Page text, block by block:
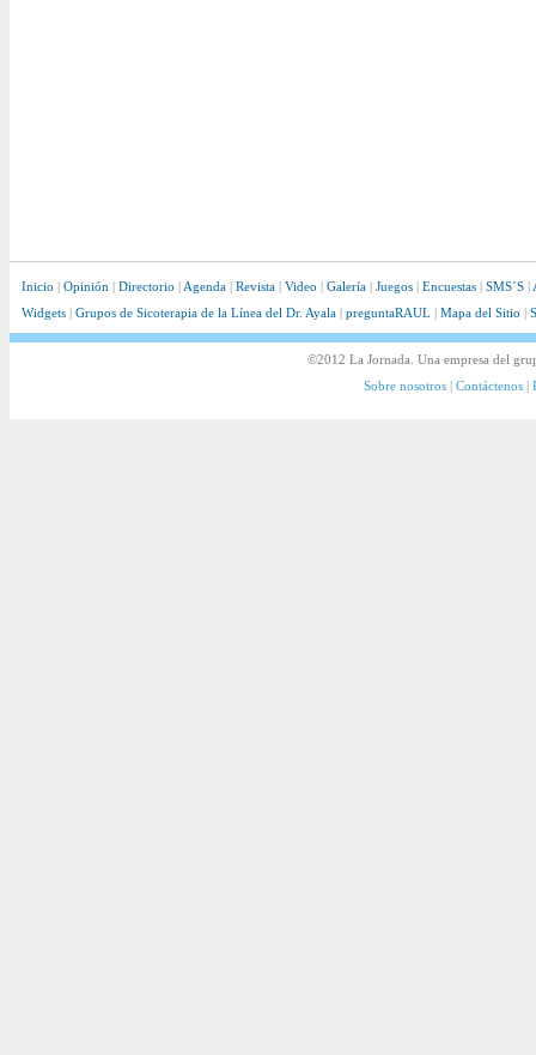
Inicio | Opinión | Directorio | Agenda | Revista | Video | Galería | Juegos | Encuestas | SMS´S |
Widgets | Grupos de Sicoterapia de la Línea del Dr. Ayala | preguntaRAUL | Mapa del Sitio |
©2012 La Jornada. Una empresa del
Sobre nosotros| Contáctenos|